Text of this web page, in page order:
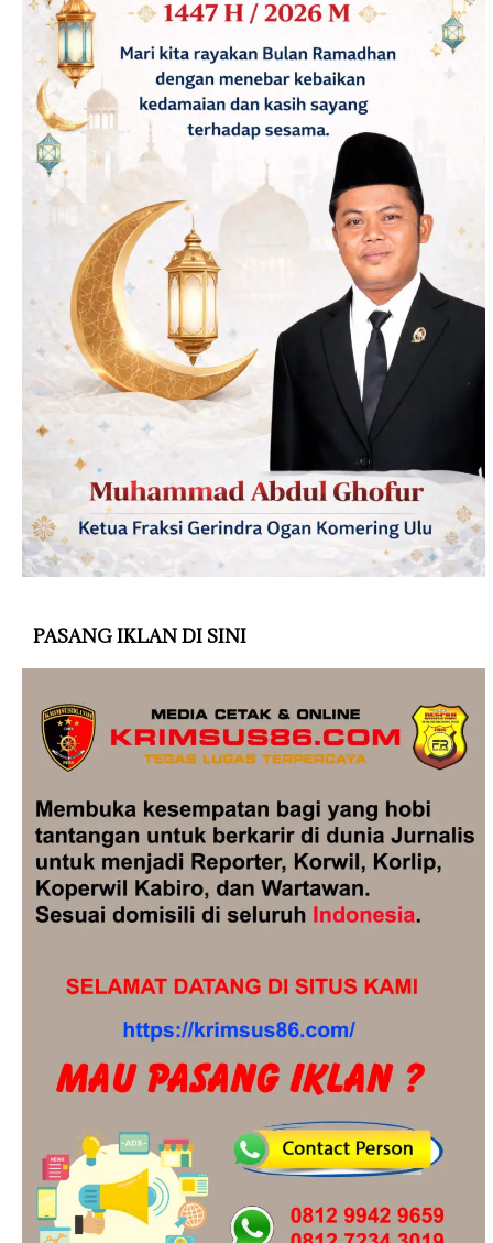
PASANG IKLAN DI SINI